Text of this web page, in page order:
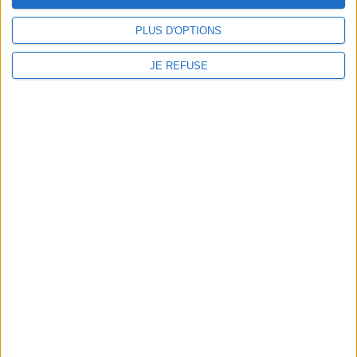
PLUS D'OPTIONS
JE REFUSE
RÉSERVEZ EN
LIGNE VOTRE
STAGE DE